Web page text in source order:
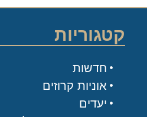
קטגוריות
חדשות
אוניות קרוזים
יעדים